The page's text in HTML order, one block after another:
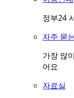
정부24
자주 묻
가장 많
어요
자료실